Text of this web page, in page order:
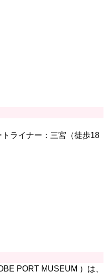
ライナー：三宮（徒歩18
PORT MUSEUM ）は、